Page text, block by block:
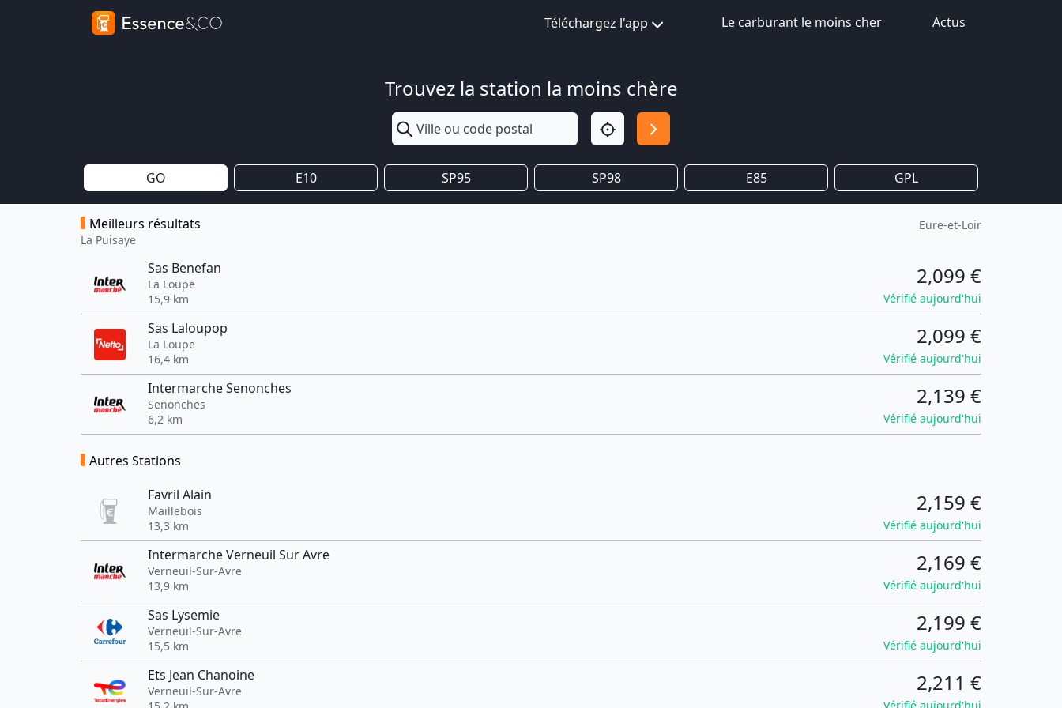
Téléchargez l'app Le carburant le moins cher Actus
Trouvez la station la moins chère
GO E10 SP95 SP98 E85 GPL
Meilleurs résultats
La Puisaye
Eure-et-Loir
Sas Benefan
La Loupe
15,9 km
2,099 €
Vérifié aujourd'hui
Sas Laloupop
La Loupe
16,4 km
2,099 €
Vérifié aujourd'hui
Intermarche Senonches
Senonches
6,2 km
2,139 €
Vérifié aujourd'hui
Autres Stations
Favril Alain
Maillebois
13,3 km
2,159 €
Vérifié aujourd'hui
Intermarche Verneuil Sur Avre
Verneuil-Sur-Avre
13,9 km
2,169 €
Vérifié aujourd'hui
Sas Lysemie
Verneuil-Sur-Avre
15,5 km
2,199 €
Vérifié aujourd'hui
Ets Jean Chanoine
Verneuil-Sur-Avre
2,211 €